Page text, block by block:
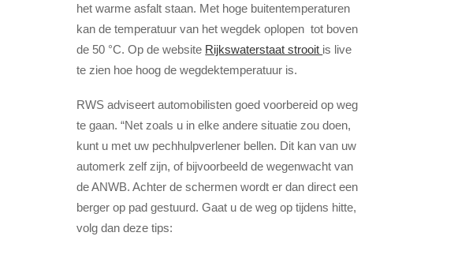
het warme asfalt staan. Met hoge buitentemperaturen
kan de temperatuur van het wegdek oplopen tot boven
de 50 °C. Op de website Rijkswaterstaat strooit is live
te zien hoe hoog de wegdektemperatuur is.
RWS adviseert automobilisten goed voorbereid op weg
te gaan. “Net zoals u in elke andere situatie zou doen,
kunt u met uw pechhulpverlener bellen. Dit kan van uw
automerk zelf zijn, of bijvoorbeeld de wegenwacht van
de ANWB. Achter de schermen wordt er dan direct een
berger op pad gestuurd. Gaat u de weg op tijdens hitte,
volg dan deze tips: